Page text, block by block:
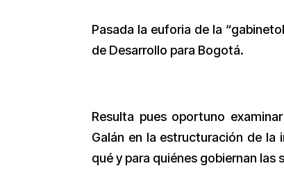
Pasada la euforia de la
de Desarrollo para Bogotá.
Resulta pues oportuno
Galán en la estructuración de la
qué y para quiénes gobiernan las